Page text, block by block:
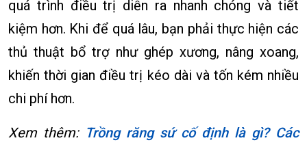
quá trình điều trị diễn ra nhanh chóng và tiết
kiệm hơn. Khi để quá lâu, bạn phải thực hiện các
thủ thuật bổ trợ như ghép xương, nâng xoang,
khiến thời gian điều trị kéo dài và tốn kém nhiều
chi phí hơn.
Xem thêm: Trồng răng sứ cố định là gì? Các